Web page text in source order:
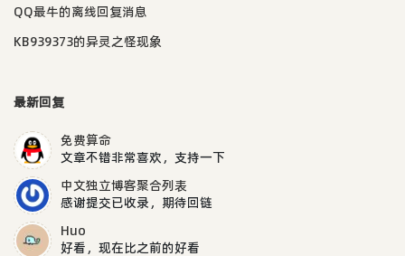
QQ最牛的离线回复消息
KB939373的异灵之怪现象
最新回复
免费算命
文章不错非常喜欢，支持一下
中文独立博客聚合列表
感谢提交已收录，期待回链
Huo
好看，现在比之前的好看